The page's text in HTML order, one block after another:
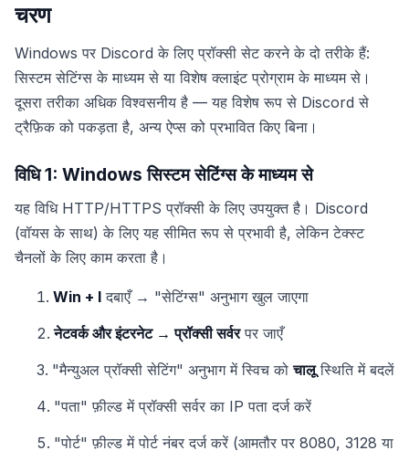
चरण
Windows पर Discord के लिए प्रॉक्सी सेट करने के दो तरीके हैं:
सिस्टम सेटिंग्स के माध्यम से या विशेष क्लाइंट प्रोग्राम के माध्यम से।
दूसरा तरीका अधिक विश्वसनीय है — यह विशेष रूप से Discord से
ट्रैफ़िक को पकड़ता है, अन्य ऐप्स को प्रभावित किए बिना।
विधि 1: Windows सिस्टम सेटिंग्स के माध्यम से
यह विधि HTTP/HTTPS प्रॉक्सी के लिए उपयुक्त है। Discord
(वॉयस के साथ) के लिए यह सीमित रूप से प्रभावी है, लेकिन टेक्स्ट
चैनलों के लिए काम करता है।
Win + I दबाएँ → "सेटिंग्स" अनुभाग खुल जाएगा
नेटवर्क और इंटरनेट → प्रॉक्सी सर्वरपर जाएँ
"मैन्युअल प्रॉक्सी सेटिंग" अनुभाग में स्विच कोचालूस्थिति में बदलें
"पता" फ़ील्ड में प्रॉक्सी सर्वर का IP पता दर्ज करें
"पोर्ट" फ़ील्ड में पोर्ट नंबर दर्ज करें (आमतौर पर 8080, 3128 या